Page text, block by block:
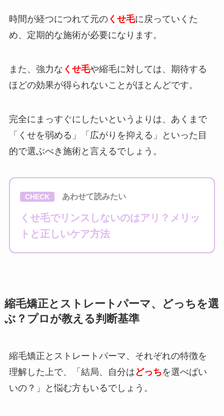
時間が経つにつれて元のくせ毛に戻っていくた
め、定期的な施術が必要になります。
また、強力な くせ毛や縮毛に対しては、期待する
ほどの効果が得られないことがほとんどです。
完全にまっすぐにしたいというよりは、あくまで
「くせを弱める」「広がりを抑える」といった目
的で選ぶべき施術と言えるでしょう。
CHECK あわせて読みたい
くせ毛でリンスしないのはアリ？メリッ
トと正しいケア方法
縮毛矯正とストレートパーマ、どっちを選
ぶ？プロが教える判断基準
縮毛矯正とストレートパーマ、それぞれの特徴を
理解した上で、「結局、自分はどっちを選べばい
いの？」と悩む方もいるでしょう。